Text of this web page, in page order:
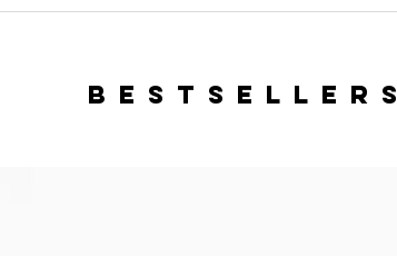
bestsellers